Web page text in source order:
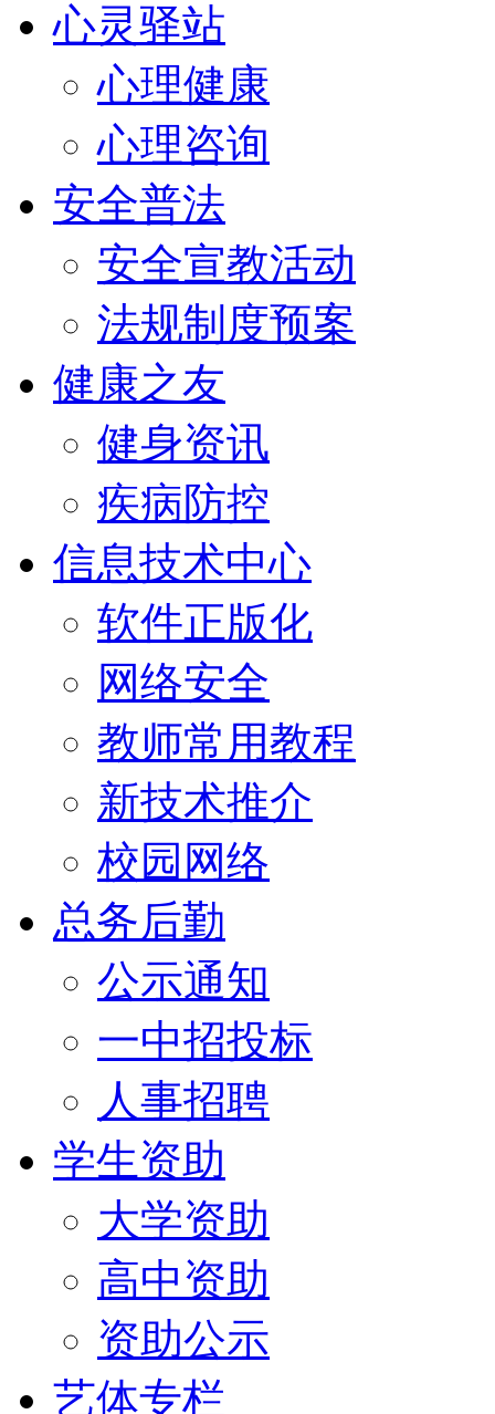
心灵驿站
心理健康
心理咨询
安全普法
安全宣教活动
法规制度预案
健康之友
健身资讯
疾病防控
信息技术中心
软件正版化
网络安全
教师常用教程
新技术推介
校园网络
总务后勤
公示通知
一中招投标
人事招聘
学生资助
大学资助
高中资助
资助公示
艺体专栏